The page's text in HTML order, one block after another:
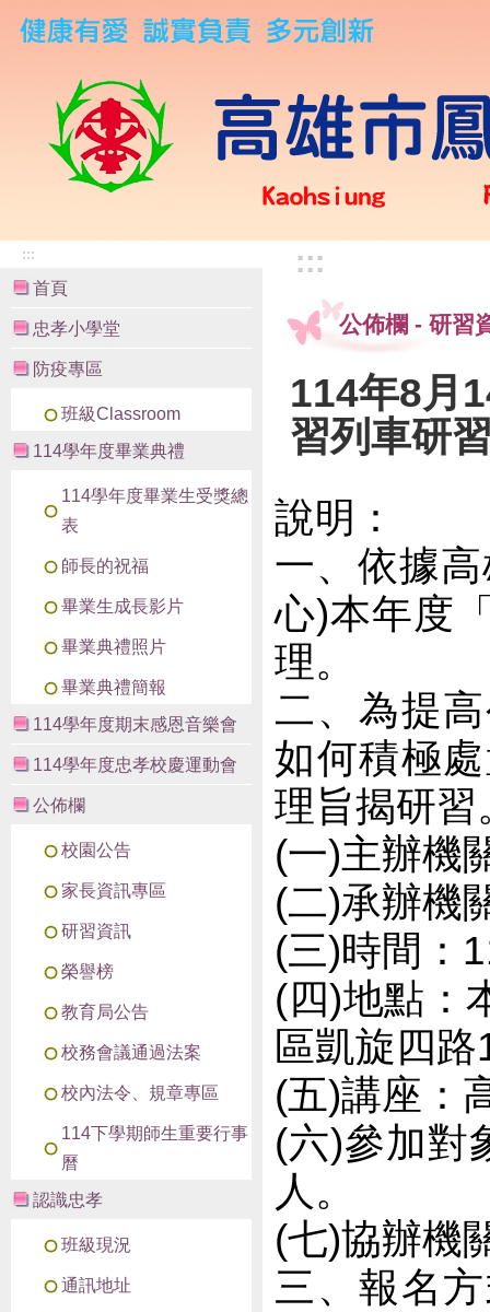
:::
首頁
忠孝小學堂
防疫專區
班級Classroom
114學年度畢業典禮
114學年度畢業生受獎總
表
師長的祝福
畢業生成長影片
畢業典禮照片
畢業典禮簡報
114學年度期末感恩音樂會
114學年度忠孝校慶運動會
公佈欄
校園公告
家長資訊專區
研習資訊
榮譽榜
教育局公告
校務會議通過法案
校內法令、規章專區
114下學期師生重要行事
曆
認識忠孝
班級現況
通訊地址
:::
公佈欄 - 研習
114年8月
習列車研
說明：
一、依據
心)本年度
理。
二、為提
如何積極
理旨揭研習
(一)主辦機
(二)承辦機
(三)時間：
(四)地點：
區凱旋四
(五)講座：
(六)參加對
人。
(七)協辦機
三、報名